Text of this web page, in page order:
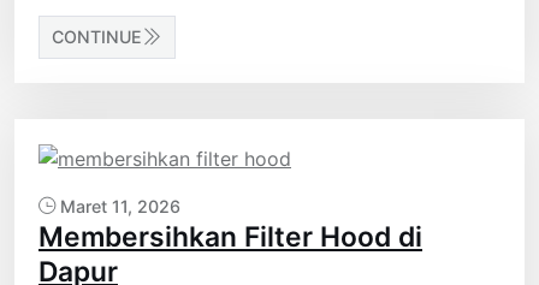
CONTINUE
Maret 11, 2026
Membersihkan Filter Hood di
Dapur